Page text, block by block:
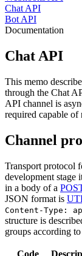
Chat API
Bot API
Documentation
Chat API
This memo
through the Chat
API channel is
required capable of
Channel
Transport protocol
development stage
in a body of a
JSON format is
Content-Type:
structure is
groups according
Code